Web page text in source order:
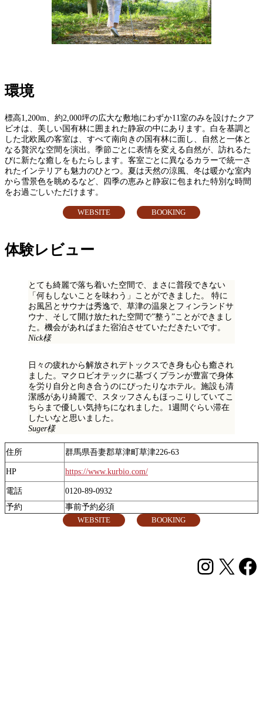
環境
標高1,200m、約2,000坪の広大な敷地にわずか11室のみを設けたクア
ビオは、美しい国有林に囲まれた静寂の中にあります。白を基調と
した北欧風の客室は、すべて南向きの国有林に面し、自然と一体と
なる贅沢な空間を演出。季節ごとに表情を変える自然が、訪れるた
びに新たな癒しをもたらします。客室ごとに異なるカラーで統一さ
れたインテリアも魅力のひとつ。夏は天然の涼風、冬は暖かな室内
から雪景色を眺めるなど、四季の恵みと静寂に包まれた特別な時間
をお過ごしいただけます。
WEBSITE BOOKING
体験レビュー
とても綺麗で落ち着いた空間で、まさに普段できない
「何もしないことを味わう」ことができました。 特に
お風呂とサウナは秀逸で、草津の温泉とフィンランドサ
ウナ、そして開け放たれた空間で”整う”ことができまし
た。機会があればまた宿泊させていただきたいです。
Nick様
日々の疲れから解放されデトックスでき身も心も癒され
ました。マクロビオテックに基づくプランが豊富で身体
を労り自分と向き合うのにぴったりなホテル。施設も清
潔感があり綺麗で、スタッフさんもほっこりしていてこ
ちらまで優しい気持ちになれました。1週間ぐらい滞在
したいなと思いました。
Suger様
住所 群馬県吾妻郡草津町草津226-63
HP https://www.kurbio.com/
電話
0120-89-0932
予約
事前予約必須
WEBSITE
BOOKING
X